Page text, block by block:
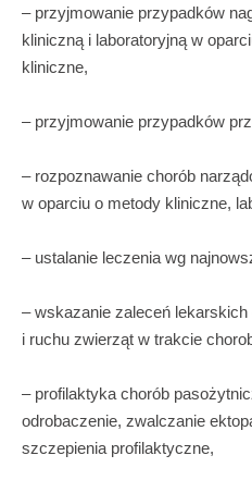
– przyjmowanie przypadków
kliniczną i laboratoryjną w
kliniczne,
– przyjmowanie przypadków
– rozpoznawanie chorób
w oparciu o metody kliniczne,
– ustalanie leczenia wg
– wskazanie zaleceń
i ruchu zwierząt w trakcie
– profilaktyka chorób
odrobaczenie, zwalczanie
szczepienia profilaktyczne,